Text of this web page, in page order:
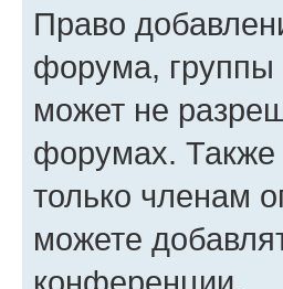
Право
форума, группы
может не
форумах. Также
только членам
можете
конференции.